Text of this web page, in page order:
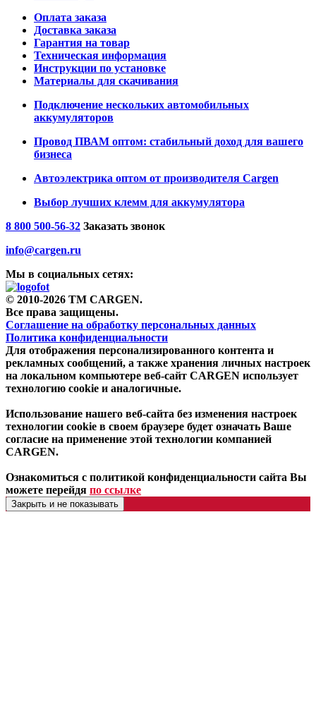
Оплата заказа
Доставка заказа
Гарантия на товар
Техническая информация
Инструкции по установке
Материалы для скачивания
Подключение нескольких автомобильных
аккумуляторов
Провод ПВАМ оптом: стабильный доход для вашего
бизнеса
Автоэлектрика оптом от производителя Cargen
Выбор лучших клемм для аккумулятора
8 800 500-56-32 Заказать звонок
info@cargen.ru
Мы в социальных сетях:
© 2010-2026 TM CARGEN.
Все права защищены.
Соглашение на обработку персональных данных
Политика конфиденциальности
Для отображения персонализированного контента и
рекламных сообщений, а также хранения личных настроек
на локальном компьютере веб-сайт CARGEN использует
технологию cookie и аналогичные.
Использование нашего веб-сайта без изменения настроек
технологии cookie в своем браузере будет означать Ваше
согласие на применение этой технологии компанией
CARGEN.
Ознакомиться с политикой конфиденциальности сайта Вы
можете перейдя по ссылке
Закрыть и не показывать